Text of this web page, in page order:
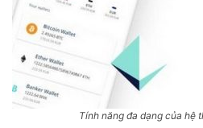
Tính năng đa dạng của hệ